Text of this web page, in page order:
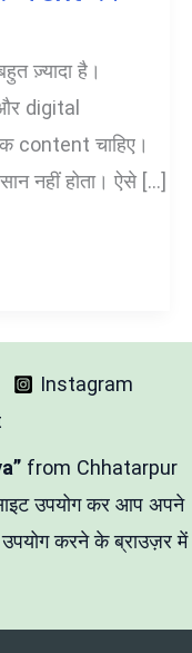
ज़्यादा है।
digital
content चाहिए।
नहीं होता। ऐसे […]
Instagram
from Chhatarpur
उपयोग कर आप अपने
करने के ब्राउज़र में